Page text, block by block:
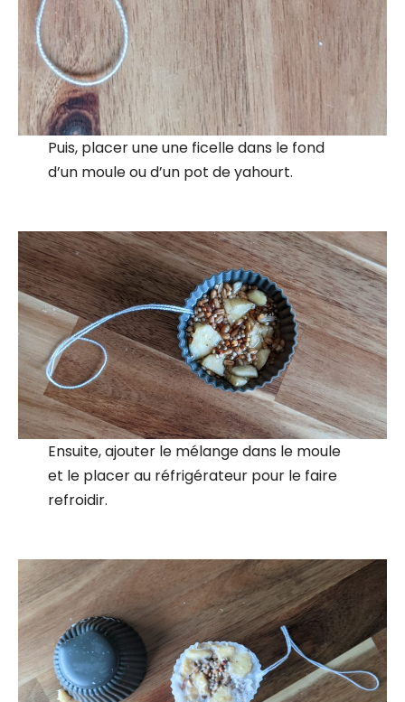
Puis, placer une une ficelle dans le fond
d’un moule ou d’un pot de yahourt.
Ensuite, ajouter le mélange dans le moule
et le placer au réfrigérateur pour le faire
refroidir.